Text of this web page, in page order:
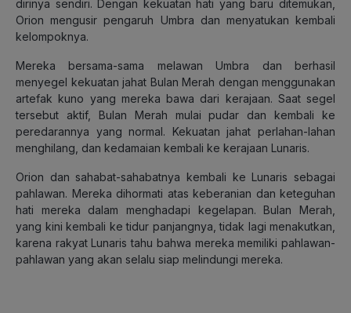
dirinya sendiri. Dengan kekuatan hati yang baru ditemukan,
Orion mengusir pengaruh Umbra dan menyatukan kembali
kelompoknya.
Mereka bersama-sama melawan Umbra dan berhasil
menyegel kekuatan jahat Bulan Merah dengan menggunakan
artefak kuno yang mereka bawa dari kerajaan. Saat segel
tersebut aktif, Bulan Merah mulai pudar dan kembali ke
peredarannya yang normal. Kekuatan jahat perlahan-lahan
menghilang, dan kedamaian kembali ke kerajaan Lunaris.
Orion dan sahabat-sahabatnya kembali ke Lunaris sebagai
pahlawan. Mereka dihormati atas keberanian dan keteguhan
hati mereka dalam menghadapi kegelapan. Bulan Merah,
yang kini kembali ke tidur panjangnya, tidak lagi menakutkan,
karena rakyat Lunaris tahu bahwa mereka memiliki pahlawan-
pahlawan yang akan selalu siap melindungi mereka.